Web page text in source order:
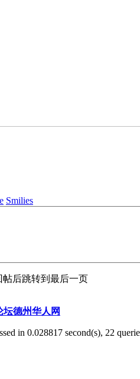
Smilies
帖后跳转到最后一页
坛德州华人网
in 0.028817 second(s), 22